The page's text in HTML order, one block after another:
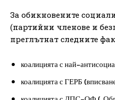
За обикновените
(партийни членове и
преглътнат следните
коалицията с най-
коалицията с ГЕРБ